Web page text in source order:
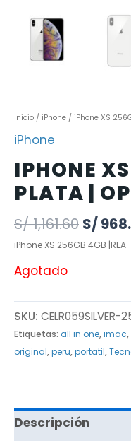
Inicio / iPhone / iPhone XS
iPhone
IPHONE
PLATA |
S/1,161.60 S/
iPhone XS 256GB 4GB |REA
Agotado
SKU: CELR059SILVER-
Etiquetas: all in one,imac,
original,peru,portatil,
Descripción